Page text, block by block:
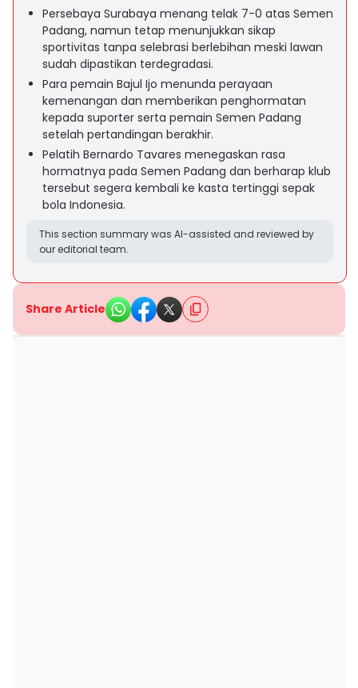
Persebaya Surabaya menang telak 7-0 atas Semen
Padang, namun tetap menunjukkan sikap
sportivitas tanpa selebrasi berlebihan meski lawan
sudah dipastikan terdegradasi.
Para pemain Bajul Ijo menunda perayaan
kemenangan dan memberikan penghormatan
kepada suporter serta pemain Semen Padang
setelah pertandingan berakhir.
Pelatih Bernardo Tavares menegaskan rasa
hormatnya pada Semen Padang dan berharap klub
tersebut segera kembali ke kasta tertinggi sepak
bola Indonesia.
This section summary was AI-assisted and reviewed by
our editorial team.
Share Article